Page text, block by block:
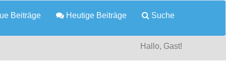
Beiträge Heutige Beiträge Suche
Hallo, Gast!